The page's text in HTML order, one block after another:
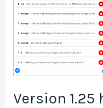
Version 1.25